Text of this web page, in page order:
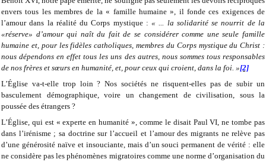
envers tous les membres de la « famille humaine », il fonde ces exigences de
l’amour dans la réalité du Corps mystique :« ... la solidarité se nourrit de la
«réserve» d’amour qui naît du fait de se considérer comme une seule famille
humaine et, pour les fidèles catholiques, membres du Corps mystique du Christ :
nous dépendons en effet tous les uns des autres, nous sommes tous responsables
de nos frères et sœurs en humanité, et, pour ceux qui croient, dans la foi. »[2]
L’Église va-t-elle trop loin ? Nos sociétés ne risquent-elles pas de subir un
basculement démographique, voire un changement de civilisation, sous la
poussée des étrangers ?
L’Église, qui est « experte en humanité », comme le disait Paul VI, ne tombe pas
dans l’irénisme ; sa doctrine sur l’accueil et l’amour des migrants ne relève pas
d’une générosité naïve et insouciante, mais d’un souci permanent de vérité : elle
ne considère pas les phénomènes migratoires comme une norme d’organisation du